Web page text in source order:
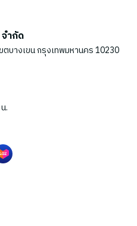
ำกัด
บางเขน กรุงเทพมหานคร 10230
.